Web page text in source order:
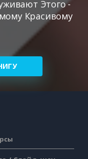
Этого -
Красивому